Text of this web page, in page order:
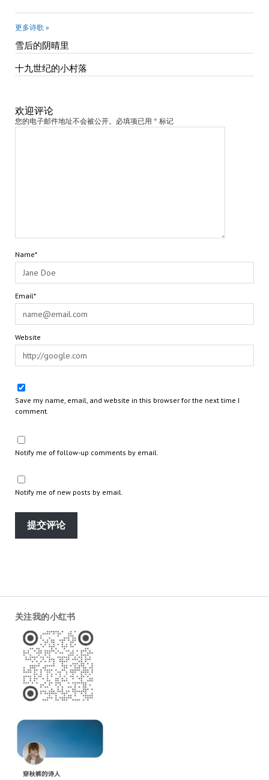
更多诗歌 »
雪后的阴晴里
十九世纪的小村落
欢迎评论
您的电子邮件地址不会被公开。必填项已用 * 标记
Name*
Email*
Website
Save my name, email, and website in this browser for the next time I
comment.
Notify me of follow-up comments by email.
Notify me of new posts by email.
关注我的小红书